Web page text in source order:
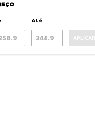
Até
APLICAR